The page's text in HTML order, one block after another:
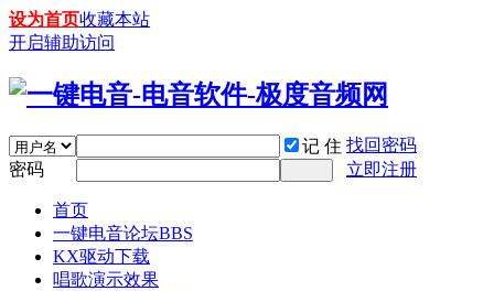
设为首页收藏本站
开启辅助访问
记 住 找回密码
密码
立即注册
首页
一键电音论坛BBS
KX驱动下载
唱歌演示效果